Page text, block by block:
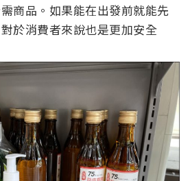
商品。如果能在出發前就能先
於消費者來說也是更加安全